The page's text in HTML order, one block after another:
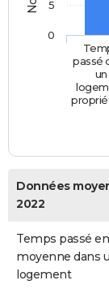
passé
un
0
5
Données
2022
Temps passé en
moyenne dans
logement